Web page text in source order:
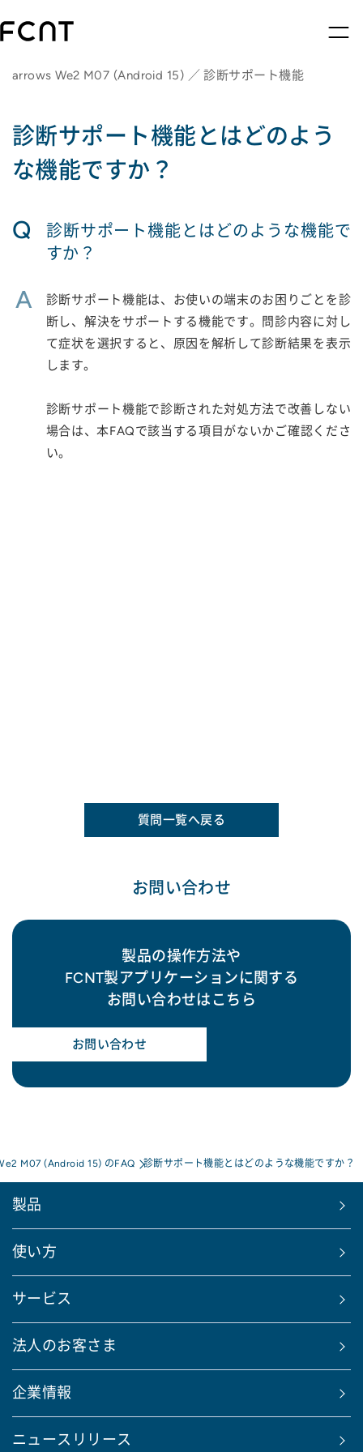
arrows We2 M07 (Android 15) ／ 診断サポート機能
診断サポート機能とはどのよう
な機能ですか？
Q
診断サポート機能とはどのような機能で
すか？
A
診断サポート機能は、お使いの端末のお困りごとを診
断し、解決をサポートする機能です。問診内容に対し
て症状を選択すると、原因を解析して診断結果を表示
します。
診断サポート機能で診断された対処方法で改善しない
場合は、本FAQで該当する項目がないかご確認くださ
い。
質問一覧へ戻る
お問い合わせ
製品の操作方法や
FCNT製アプリケーションに関する
お問い合わせはこちら
お問い合わせ
M07 (Android 15) のFAQ 診断サポート機能とはどのような機能ですか？
製品
使い方
サービス
法人のお客さま
企業情報
ニュースリリース